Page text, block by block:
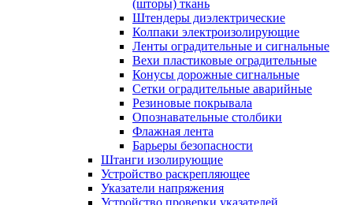
(шторы) ткань
Штендеры диэлектрические
Колпаки электроизолирующие
Ленты оградительные и сигнальные
Вехи пластиковые оградительные
Конусы дорожные сигнальные
Сетки оградительные аварийные
Резиновые покрывала
Опознавательные столбики
Флажная лента
Барьеры безопасности
Штанги изолирующие
Устройство раскрепляющее
Указатели напряжения
Устройство проверки указателей